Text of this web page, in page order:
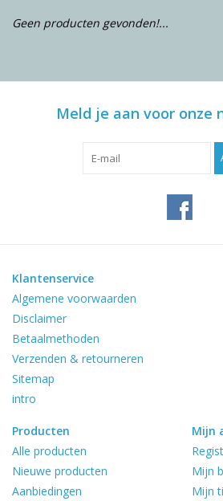
Geen producten gevonden!...
Meld je aan voor onze
Klantenservice
Algemene voorwaarden
Disclaimer
Betaalmethoden
Verzenden & retourneren
Sitemap
intro
Producten
Alle producten
Nieuwe producten
Aanbiedingen
Mijn
Mijn
Mijn